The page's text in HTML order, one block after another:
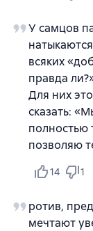
У самцов
всяких
правда
Для них
сказать:
полностью
позволяю
14 1
ротив,
мечтают